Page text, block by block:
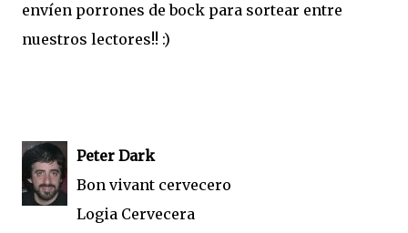
envíen porrones de bock para sortear entre
nuestros lectores!! :)
Peter Dark
Bon vivant cervecero
Logia Cervecera